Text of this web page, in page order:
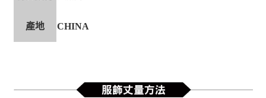
產地 CHINA